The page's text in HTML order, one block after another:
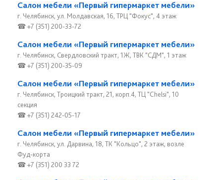
Салон мебели «Первый гипермаркет мебели»
г. Челябинск, ул. Молдавская, 16, ТРЦ "Фокус", 4 этаж
☎ +7 (351) 200-33-72
Салон мебели «Первый гипермаркет мебели»
г. Челябинск, Свердловский тракт, 1Ж, ТВК "СДМ", 1 этаж
☎ +7 (351) 200-35-09
Салон мебели «Первый гипермаркет мебели»
г. Челябинск, Троицкий тракт, 21, корп.4, ТЦ "Chelsi", 10
секция
☎ +7 (351) 242-05-17
Салон мебели «Первый гипермаркет мебели»
г. Челябинск, ул. Дарвина, 18, ТК "Кольцо", 2 этаж, возле
Фуд-корта
☎ +7 (351) 200 33 72